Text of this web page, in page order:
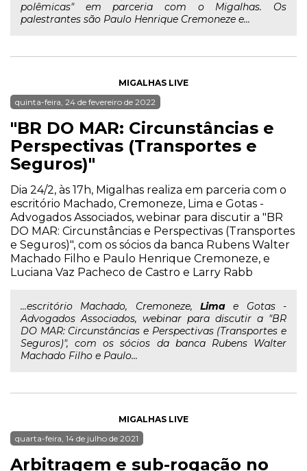
polêmicas" em parceria com o Migalhas. Os
palestrantes são Paulo Henrique Cremoneze e...
MIGALHAS LIVE
quinta-feira, 24 de fevereiro de 2022
"BR DO MAR: Circunstâncias e
Perspectivas (Transportes e
Seguros)"
Dia 24/2, às 17h, Migalhas realiza em parceria com o
escritório Machado, Cremoneze, Lima e Gotas -
Advogados Associados, webinar para discutir a "BR
DO MAR: Circunstâncias e Perspectivas (Transportes
e Seguros)", com os sócios da banca Rubens Walter
Machado Filho e Paulo Henrique Cremoneze, e
Luciana Vaz Pacheco de Castro e Larry Rabb
...escritório Machado, Cremoneze, Lima e Gotas -
Advogados Associados, webinar para discutir a "BR
DO MAR: Circunstâncias e Perspectivas (Transportes e
Seguros)", com os sócios da banca Rubens Walter
Machado Filho e Paulo...
MIGALHAS LIVE
quarta-feira, 14 de julho de 2021
Arbitragem e sub-rogação no